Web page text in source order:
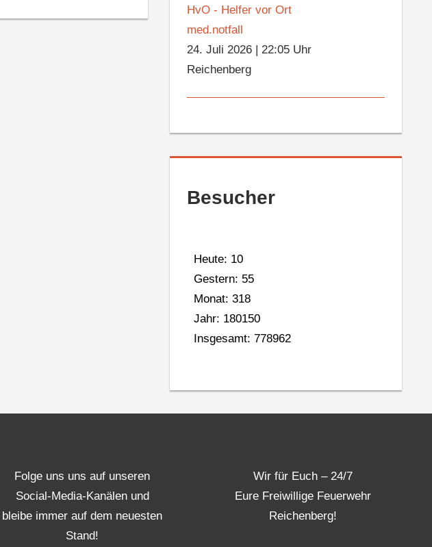
HvO - Helfer vor Ort
med.notfall
24. Juli 2026 |22:05 Uhr
Reichenberg
Besucher
Heute: 10
Gestern: 55
Monat: 318
Jahr: 180150
Insgesamt: 778962
Folge uns uns auf unseren
Social-Media-Kanälen und
bleibe immer auf dem neuesten
Stand!
Wir für Euch – 24/7
Eure Freiwillige Feuerwehr
Reichenberg!